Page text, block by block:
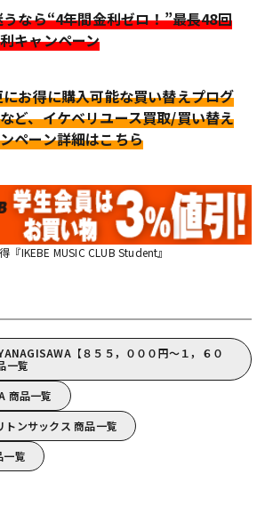
なら“4年間金利ゼロ！”最長48回
キャンペーン
お得に購入可能な買い替えプログ
ど、イケベリユース買取/買い替え
ペーン詳細はこちら
IKEBE MUSIC CLUB Student』
【８５５，０００円～１，６０
一覧
商品一覧
ンサックス 商品一覧
一覧